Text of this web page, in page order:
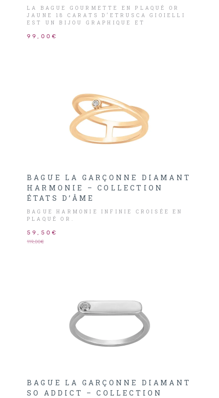
LA BAGUE GOURMETTE EN PLAQUÉ OR
JAUNE 18 CARATS D’ETRUSCA GIOIELLI
EST UN BIJOU GRAPHIQUE ET
99,00€
BAGUE LA GARÇONNE DIAMANT
HARMONIE – COLLECTION
ÉTATS D’ÂME
BAGUE HARMONIE INFINIE CROISÉE EN
PLAQUÉ OR.
119,00€
59,50€
BAGUE LA GARÇONNE DIAMANT
SO ADDICT – COLLECTION